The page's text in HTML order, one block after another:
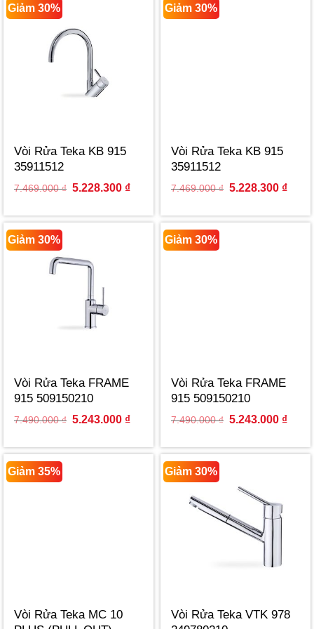
Giảm 30%
Vòi Rửa Teka KB 915
35911512
7.469.000₫ Original
7.469.000 ₫.
5.228.300 ₫Current
5.228.300 ₫.
Giảm 30%
Vòi Rửa Teka KB 915
35911512
7.469.000₫ Original
7.469.000 ₫.
5.228.300 ₫
Giảm 30%
Vòi Rửa Teka FRAME
915 509150210
7.490.000₫ Original
7.490.000 ₫.
5.243.000 ₫Current
5.243.000 ₫.
Giảm 30%
Vòi Rửa Teka FRAME
915 509150210
7.490.000₫ Original
7.490.000 ₫.
5.243.000 ₫
Giảm 35%
Vòi Rửa Teka MC 10
Giảm 30%
Vòi Rửa Teka VTK 978